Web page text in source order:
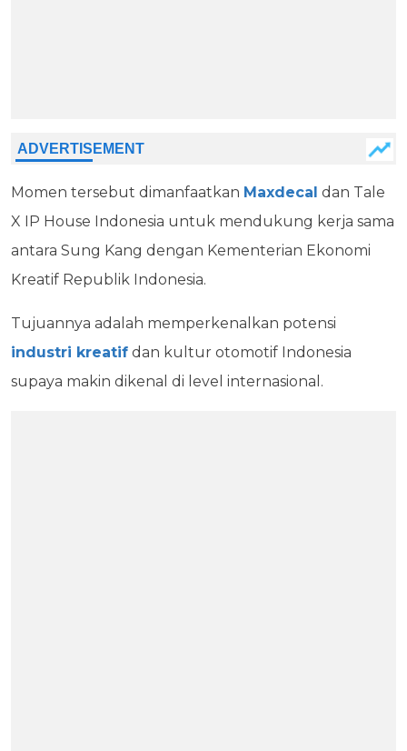
Momen tersebut dimanfaatkan Maxdecal dan Tale
X IP House Indonesia untuk mendukung kerja sama
antara Sung Kang dengan Kementerian Ekonomi
Kreatif Republik Indonesia.
Tujuannya adalah memperkenalkan potensi
industri kreatif dan kultur otomotif Indonesia
supaya makin dikenal di level internasional.